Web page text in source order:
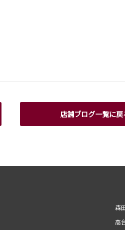
店舗ブログ一覧に戻
森
高